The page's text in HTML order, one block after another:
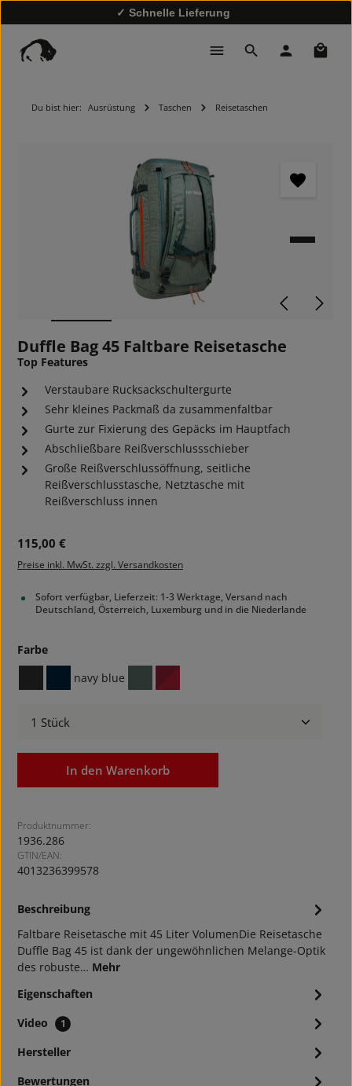
✓ Schnelle Lieferung
Du bist hier: Ausrüstung Taschen Reisetaschen
Duffle Bag 45 Faltbare Reisetasche
Top Features
Verstaubare Rucksackschultergurte
Sehr kleines Packmaß da zusammenfaltbar
Gurte zur Fixierung des Gepäcks im Hauptfach
Abschließbare Reißverschlussschieber
Große Reißverschlussöffnung, seitliche
Reißverschlusstasche, Netztasche mit
Reißverschluss innen
Regulärer Preis:
115,00 €
Preise inkl. MwSt. zzgl. Versandkosten
Sofort verfügbar, Lieferzeit: 1-3 Werktage, Versand nach
Deutschland, Österreich, Luxemburg und in die Niederlande
Farbeauswählen
blacknavy
navy blue
sage greentango red
Produkt Anzahl: Gib den gewünschten Wert ein
In den Warenkorb
Produktnummer:
1936.286
GTIN/EAN:
4013236399578
Beschreibung
Faltbare Reisetasche mit 45 Liter VolumenDie Reisetasche
Duffle Bag 45 ist dank der ungewöhnlichen Melange-Optik
des robuste… Mehr
Eigenschaften
Video
1
Hersteller
Bewertungen